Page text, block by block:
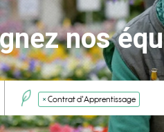
nos
× Contrat d'Apprentissage